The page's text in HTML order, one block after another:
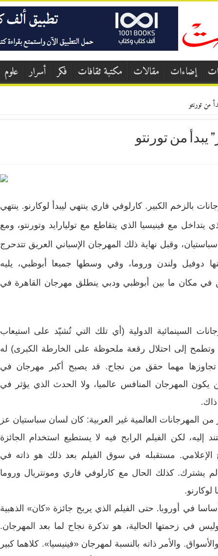
إضاءات مقالات مكتبة ثقافات فكر أسرار علوم
من تورنتو
من تورنتو
بالزخم الكبير. كارلوفي فاري ينتهي ليبدأ لوكارنو. ينتهي
يتداخل مع فينيسيا الذي يتقاطع مع توليارايد وتورنتو، ومع
وقبل نهاية ذلك المهرجان الإسباني العريق تتدحرج
دوفيل ولندن وروما، وفي وسطها جميعا أبوظبي، يليه
مكان ما بين أبوظبي ودبي ينطلق مهرجان القاهرة في
السينمائية الدولية (أي تلك التي تُشيّد على استيعاب
إلى احتلال رقعة ملحوظة على الخارطة الكبرى) له
تجاوزها مهما حقق من نجاح. قد يصبح أكبر مهرجان في
يكون المهرجان المنافس عالميا، ولا الحدث الذي يؤثر في
ذاك.
من المهرجانات العالمية غير العربية: كان لسان سباستيان عز
لكن الفيلم الرابح فيه لا يستطيع استخدام الجائزة
الإعلامي. مستقبله في سوق الفيلم بعد ذلك هو ذاته في
يشترك. كذلك الحال مع كارلوفي فاري ومونتريال وروما
في أوروبا. حتى الفيلم الذي يربح جائزة «كان» الذهبية
في زحمتها الحالية، هو تذكرة نجاح لما بعد المهرجان.
والأمر ذاته بالنسبة لمهرجان «فينيسيا». كلاهما كبير